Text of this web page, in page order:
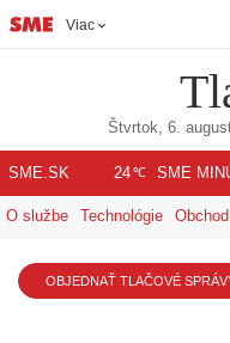
Viac
Štvrtok, 6.
SME.SK 24℃ SME
O službe Technológie Obchod
OBJEDNAŤ TLAČOVÉ